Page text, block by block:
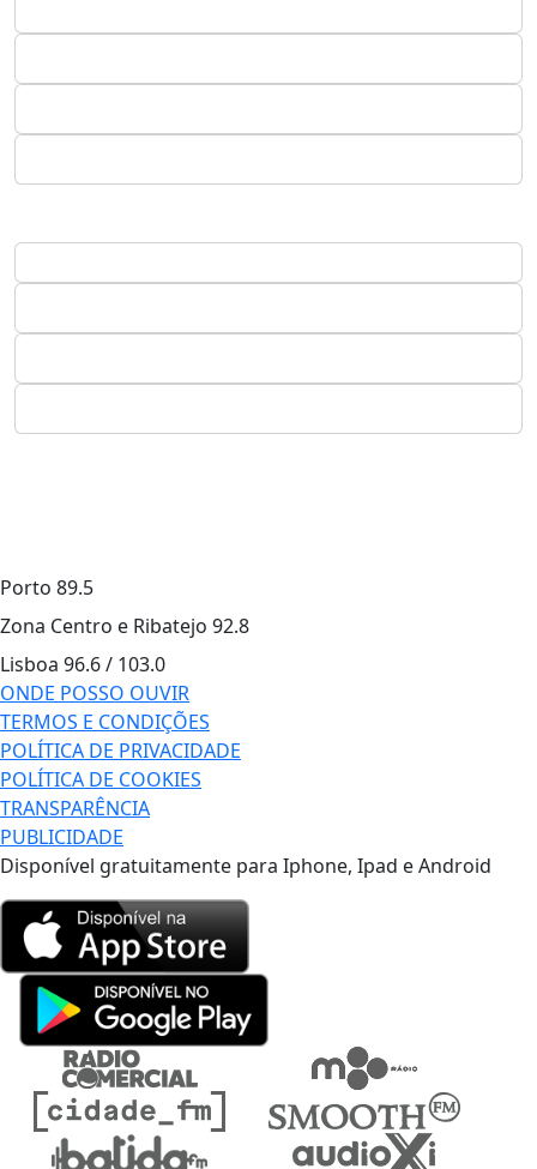
Porto 89.5
Zona Centro e Ribatejo 92.8
Lisboa 96.6 / 103.0
ONDE POSSO OUVIR
TERMOS E CONDIÇÕES
POLÍTICA DE PRIVACIDADE
POLÍTICA DE COOKIES
TRANSPARÊNCIA
PUBLICIDADE
Disponível gratuitamente para Iphone, Ipad e Android